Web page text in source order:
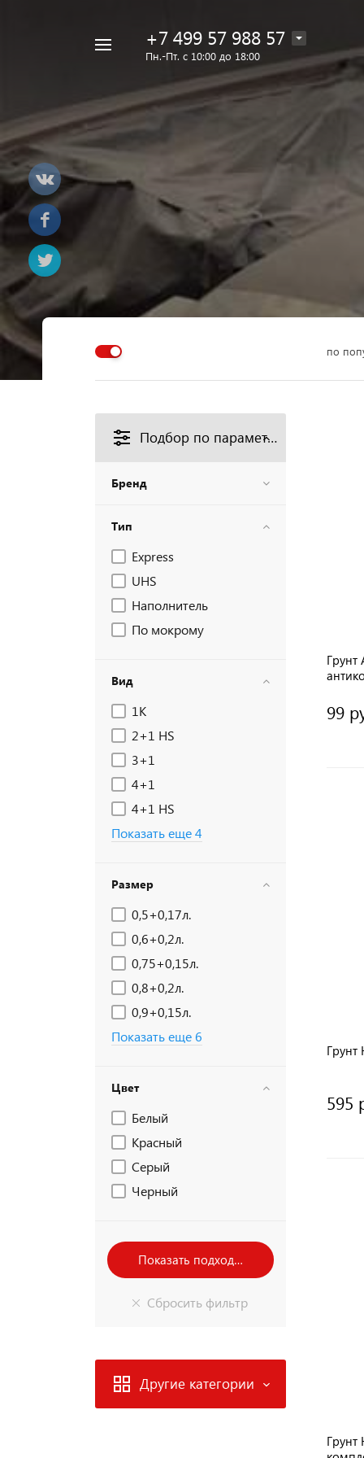
+7 499 57 988 57
Пн.-Пт. с 10:00 до 18:00
по
Подбор по параметрам
Бренд
Тип
Express
UHS
Наполнитель
По мокрому
Вид
1К
2+1 HS
3+1
4+1
4+1 HS
Показать еще 4
Размер
0,5+0,17л.
0,6+0,2л.
0,75+0,15л.
0,8+0,2л.
0,9+0,15л.
Показать еще 6
Цвет
Белый
Красный
Серый
Черный
Другие категории
Грунт
99
Грунт
595